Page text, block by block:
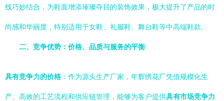
线巧妙结合，为鞋面增添璀璨夺目的装饰效果，极大提升了产品的时
尚感和华丽度，特别适用于女鞋、礼服鞋、舞台鞋等中高端鞋款。
二、竞争优势：价格、品质与服务的平衡
具有竞争力的价格 ：作为源头生产厂家，年辉绣花厂凭借规模化生
产、高效的工艺流程和供应链管理，能够为客户提供具有市场竞争力